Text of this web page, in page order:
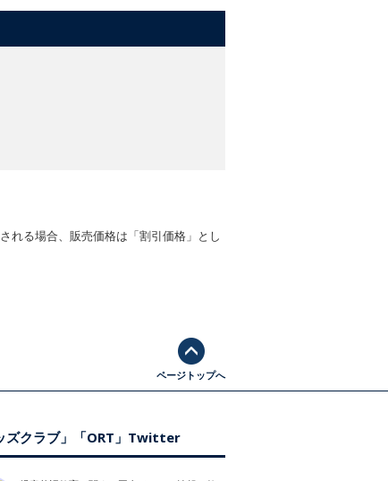
れる場合、販売価格は「割引価格」とし
ページトップへ
ズクラブ」「ORT」Twitter